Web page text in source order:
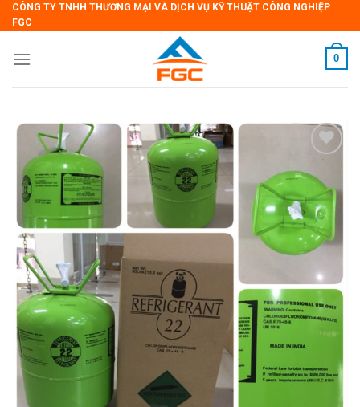
Skip
to
content
CÔNG TY TNHH THƯƠNG MẠI VÀ DỊCH VỤ KỸ THUẬT CÔNG NGHIỆP
FGC
0
to
wishlist